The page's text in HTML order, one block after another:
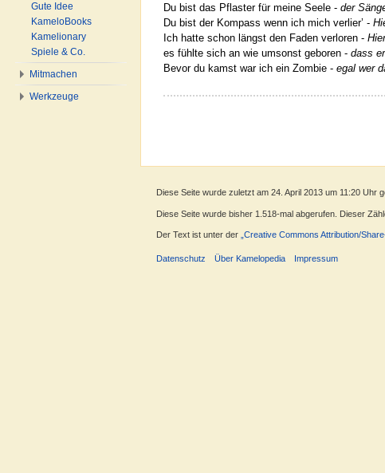
Du bist das Pflaster für meine Seele - der
Du bist der Kompass wenn ich mich verlier’ -
Ich hatte schon längst den Faden verloren -
es fühlte sich an wie umsonst geboren - dass
Bevor du kamst war ich ein Zombie - egal wer
Gute Idee
KameloBooks
Kamelionary
Spiele & Co.
Mitmachen
Werkzeuge
Diese Seite wurde zuletzt am 24. April 2013 um 11:20 Uhr
Diese Seite wurde bisher 1.518-mal abgerufen. Dieser
Der Text ist unter der „Creative Commons Attribution/
Datenschutz Über Kamelopedia Impressum